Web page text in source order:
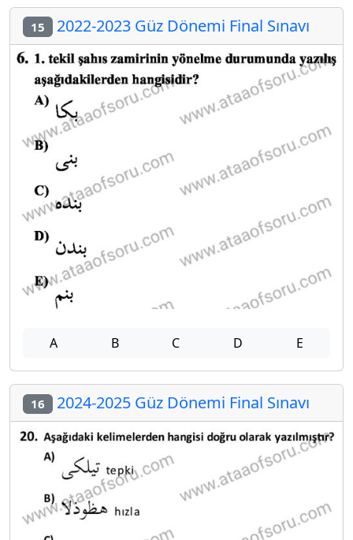
15 2022-2023 Güz Dönemi Final Sınavı
A B C D E
16 2024-2025 Güz Dönemi Final Sınavı